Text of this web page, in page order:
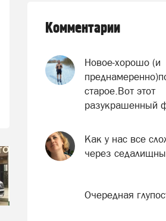
Комментарии
Новое-хорошо (и
старое.Вот этот
разукрашенный
Как у нас все
через
Очередная